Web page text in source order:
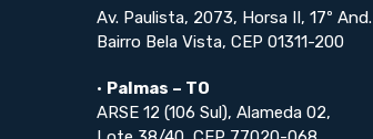
Av. Paulista, 2073, Horsa II, 17º And.
Bairro Bela Vista, CEP 01311-200
• Palmas – TO
ARSE 12 (106 Sul), Alameda 02,